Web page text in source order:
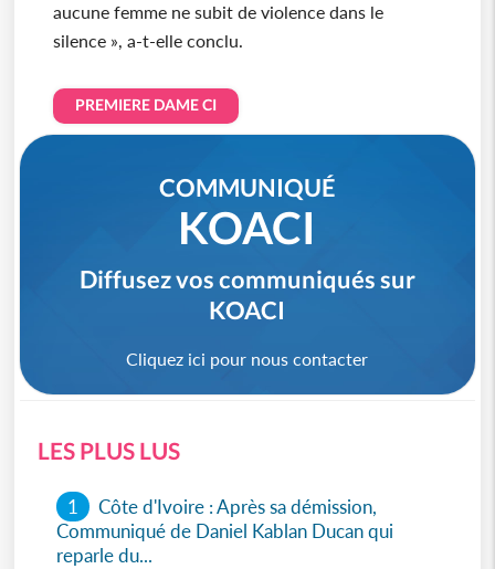
aucune femme ne subit de violence dans le
silence », a-t-elle conclu.
PREMIERE DAME CI
COMMUNIQUÉ
KOACI
Diffusez vos communiqués sur
KOACI
Cliquez ici pour nous contacter
LES PLUS LUS
1 Côte d'Ivoire : Après sa démission,
Communiqué de Daniel Kablan Ducan qui
reparle du...